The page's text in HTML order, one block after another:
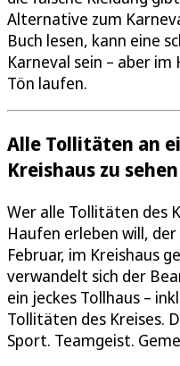
Alternative zum
Buch lesen, kann eine
Karneval sein – aber
Tön laufen.
Alle Tollitäten an
Kreishaus zu sehen
Wer alle Tollitäten des
Haufen erleben will,
Februar, im Kreishaus
verwandelt sich der
ein jeckes Tollhaus –
Tollitäten des Kreises.
Sport. Teamgeist.